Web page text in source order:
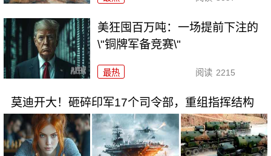
美狂囤百万吨：一场提前下注的
\"铜牌军备竞赛\"
最热 阅读 2215
莫迪开大！砸碎印军17个司令部，重组指挥结构